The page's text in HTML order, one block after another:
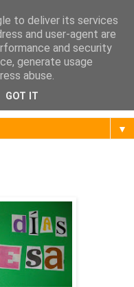
▼
to deliver its services
and user-agent are
and security
generate usage
abuse.
GOT IT